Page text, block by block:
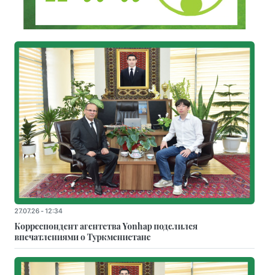
27.07.26 - 12:34
Корреспондент агентства Yonhap поделился
впечатлениями о Туркменистане